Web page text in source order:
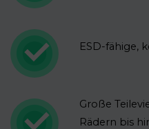
ESD-fähige,
Große
Rädern bis